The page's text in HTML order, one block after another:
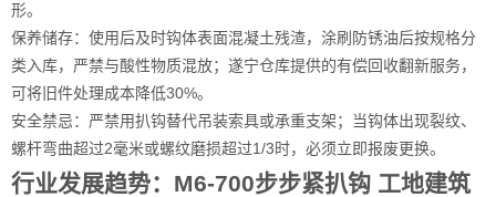
形。
保养储存：使用后及时钩体表面混凝土残渣，涂刷防锈油后按规格分
类入库，严禁与酸性物质混放；遂宁仓库提供的有偿回收翻新服务，
可将旧件处理成本降低30%。
安全禁忌：严禁用扒钩替代吊装索具或承重支架；当钩体出现裂纹、
螺杆弯曲超过2毫米或螺纹磨损超过1/3时，必须立即报废更换。
行业发展趋势：M6-700步步紧扒钩 工地建筑